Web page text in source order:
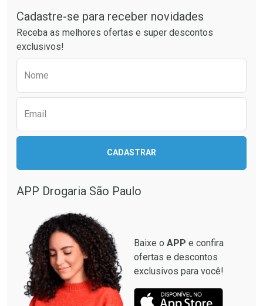
Ativar Desconto
Comprar sem Desconto
Comprar sem Desconto
Por R$ 37,25/cada
Ativar Desconto
Comprar sem Desconto
Comprar sem Desconto
Cadastre-se para receber novidades
Receba as melhores ofertas e super descontos
exclusivos!
Nome
Email
CADASTRAR
APP Drogaria São Paulo
Baixe o APP e confira
ofertas e descontos
exclusivos para você!